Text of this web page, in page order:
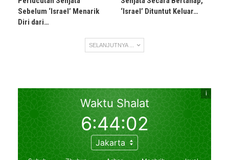
Sebelum ‘Israel’ Menarik
Diri dari…
‘Israel’ Dituntut Keluar…
SELANJUTNYA ...